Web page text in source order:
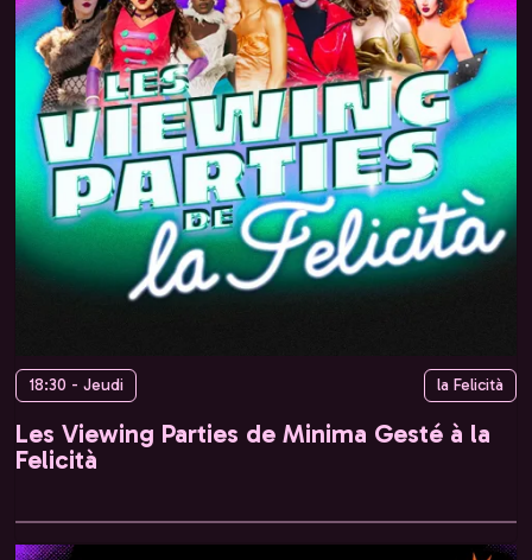
18:30 - Jeudi la Felicità
Les Viewing Parties de Minima Gesté à la
Felicità